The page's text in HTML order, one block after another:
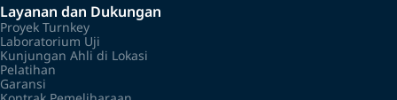
Layanan dan Dukungan
Proyek Turnkey
Laboratorium Uji
Kunjungan Ahli di Lokasi
Pelatihan
Garansi